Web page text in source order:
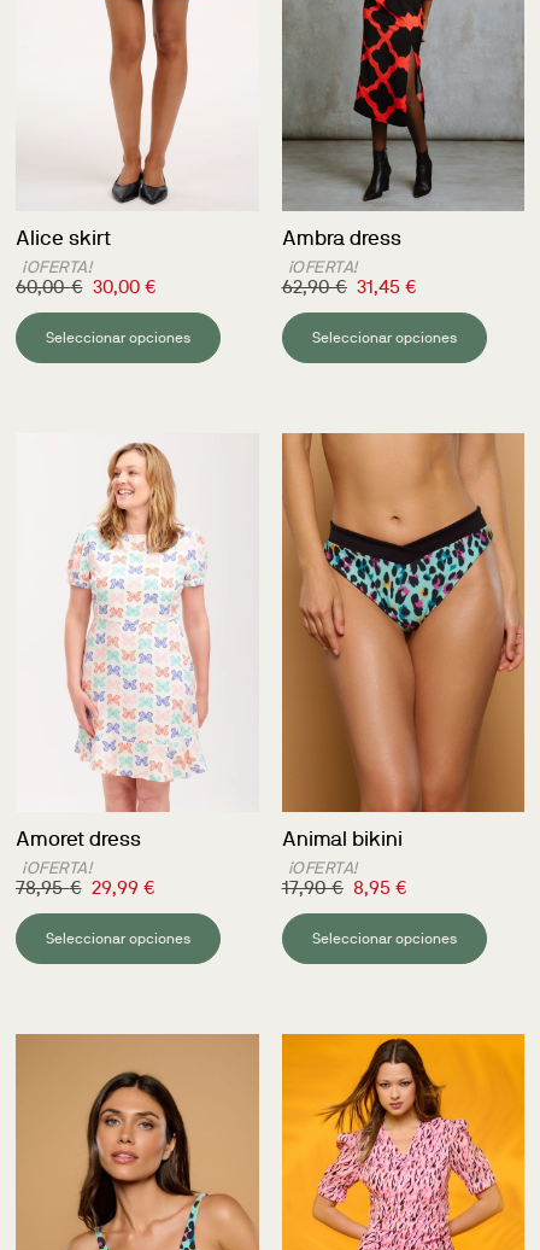
¡OFERTA!
Alice skirt
60,00€ 30,00 €
Seleccionar opciones
¡OFERTA!
Ambra dress
62,90€ 31,45 €
Seleccionar opciones
¡OFERTA!
Amoret dress
78,95€ 29,99 €
Seleccionar opciones
¡OFERTA!
Animal bikini
17,90€ 8,95 €
Seleccionar opciones